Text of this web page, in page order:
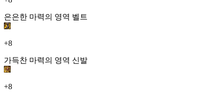
은은한 마력의 영역 벨트
+8
가득찬 마력의 영역 신발
+8